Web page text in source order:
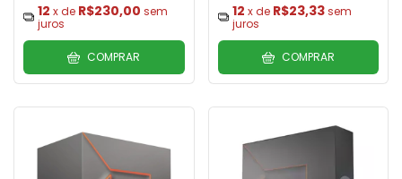
12 x de R$230,00 sem
juros
COMPRAR
12 x de R$23,33 sem
juros
COMPRAR